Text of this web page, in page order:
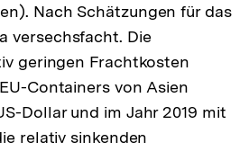
Nach Schätzungen für das
versechsfacht. Die
geringen Frachtkosten
Containers von Asien
Dollar und im Jahr 2019 mit
relativ sinkenden